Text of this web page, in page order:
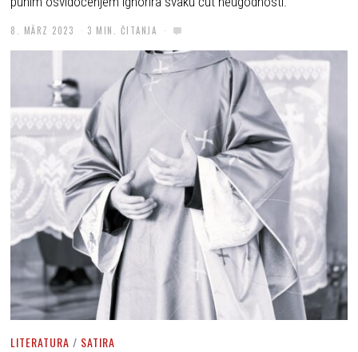
8. MÄRZ 2023 3 MIN. ČITANJA
LITERATURA / SATIRA